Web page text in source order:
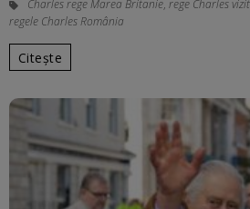
Charles rege Marea Britanie, rege Charles
regele Charles România
Citește